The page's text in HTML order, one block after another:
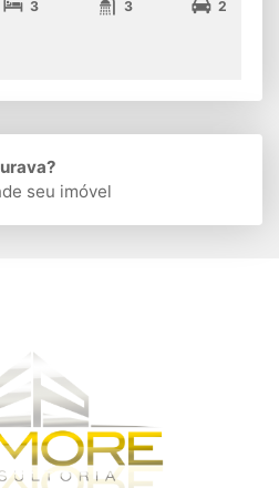
3 3 2
seu imóvel